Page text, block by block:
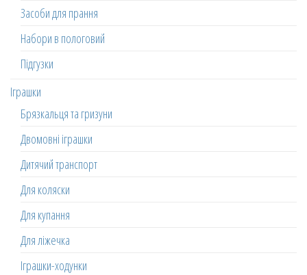
Засоби для прання
Набори в пологовий
Підгузки
Іграшки
Брязкальця та гризуни
Двомовні іграшки
Дитячий транспорт
Для коляски
Для купання
Для ліжечка
Іграшки-ходунки